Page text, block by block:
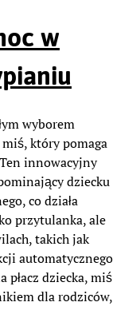
w
wyborem
który pomaga
innowacyjny
dziecku
co działa
przytulanka, ale
takich jak
automatycznego
płacz dziecka, miś
dla rodziców,